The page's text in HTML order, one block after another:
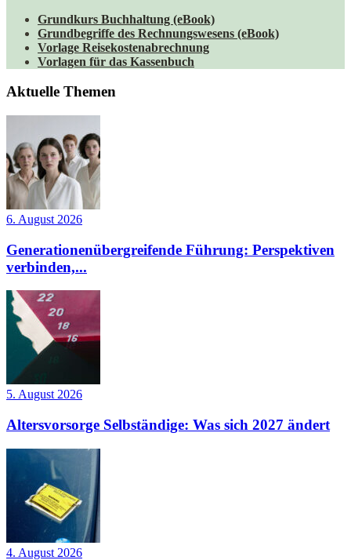
Grundkurs Buchhaltung (eBook)
Grundbegriffe des Rechnungswesens (eBook)
Vorlage Reisekostenabrechnung
Vorlagen für das Kassenbuch
Aktuelle Themen
6. August 2026
Generationenübergreifende Führung: Perspektiven
verbinden,...
5. August 2026
Altersvorsorge Selbständige: Was sich 2027 ändert
4. August 2026